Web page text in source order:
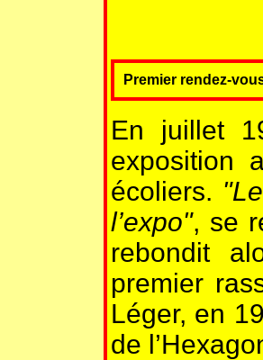
Premier rendez-
En juillet
exposition
écoliers.
l’expo", se
rebondit
premier
Léger, en
de